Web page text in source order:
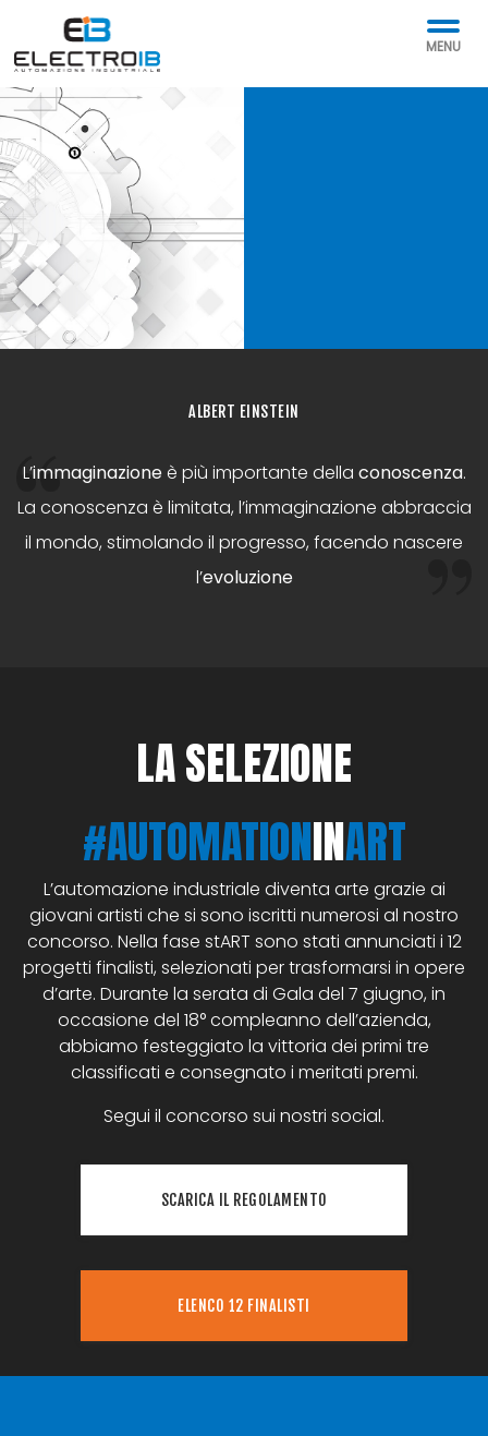
MENU
AUTO
MATION
IN ART
ALBERT EINSTEIN
L’immaginazioneè più importante della conoscenza.
La conoscenza è limitata, l’immaginazione abbraccia
il mondo, stimolando il progresso, facendo nascere
l’evoluzione
LA SELEZIONE
#AUTOMATIONINART
L’automazione industriale diventa arte grazie ai
giovani artisti che si sono iscritti numerosi al nostro
concorso. Nella fase stART sono stati annunciati i 12
progetti finalisti, selezionati per trasformarsi in opere
d’arte. Durante la serata di Gala del 7 giugno, in
occasione del 18° compleanno dell’azienda,
abbiamo festeggiato la vittoria dei primi tre
classificati e consegnato i meritati premi.
Segui il concorso sui nostri social.
SCARICA IL REGOLAMENTO
ELENCO 12 FINALISTI